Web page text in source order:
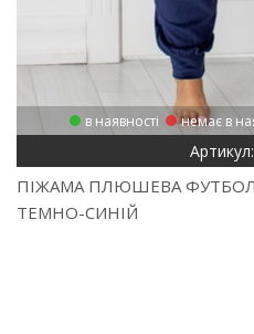
в наявності немає в
ПІЖАМА ПЛЮШЕВА
ТЕМНО-СИНІЙ